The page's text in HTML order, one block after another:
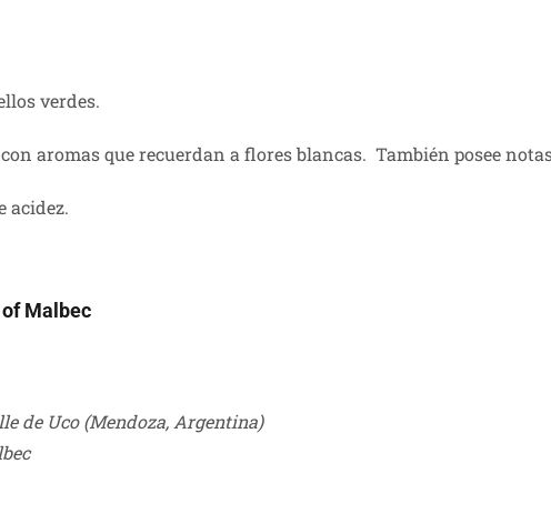
verdes.
aromas que recuerdan a flores blancas. También posee
acidez.
of Malbec
de Uco (Mendoza, Argentina)